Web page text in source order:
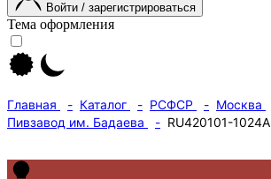
Войти / зарегистрироваться
Тема оформления
Главная Каталог РСФСР
Москва
Пивзавод им. Бадаева
RU420101-1024A